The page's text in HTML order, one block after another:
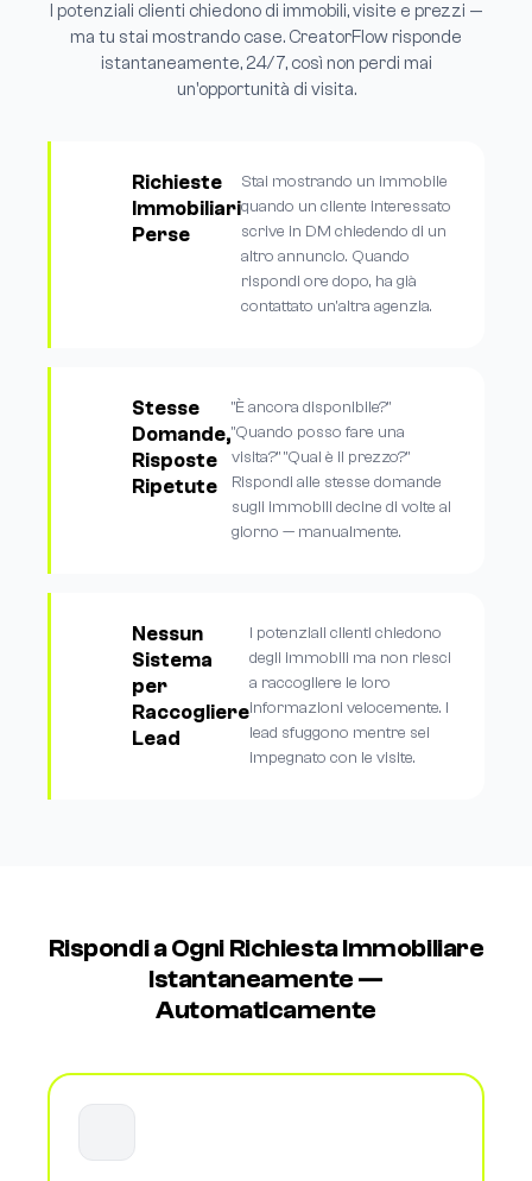
I potenziali clienti chiedono di immobili, visite e prezzi —
ma tu stai mostrando case. CreatorFlow risponde
istantaneamente, 24/7, così non perdi mai
un'opportunità di visita.
Richieste
Immobiliari
Perse
Stai mostrando un immobile
quando un cliente interessato
scrive in DM chiedendo di un
altro annuncio. Quando
rispondi ore dopo, ha già
contattato un'altra agenzia.
Stesse
Domande,
Risposte
Ripetute
"È ancora disponibile?"
"Quando posso fare una
visita?" "Qual è il prezzo?"
Rispondi alle stesse domande
sugli immobili decine di volte al
giorno — manualmente.
Nessun
Sistema
per
Raccogliere
Lead
I potenziali clienti chiedono
degli immobili ma non riesci
a raccogliere le loro
informazioni velocemente. I
lead sfuggono mentre sei
impegnato con le visite.
Rispondi a Ogni Richiesta Immobiliare
Istantaneamente —
Automaticamente